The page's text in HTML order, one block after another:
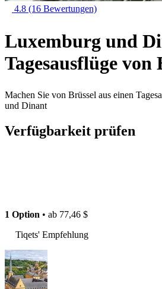
4.8 (16 Bewertungen)
Luxemburg und
Tagesausflüge von
Machen Sie von Brüssel aus einen
und Dinant
Verfügbarkeit prüfen
1 Option • ab 77,46 $
Tiqets' Empfehlung